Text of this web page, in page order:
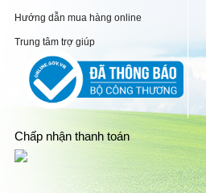
Hướng dẫn mua hàng online
Trung tâm trợ giúp
Chấp nhận thanh toán